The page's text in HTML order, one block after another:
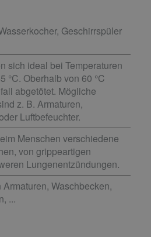
Geschirrspüler
sich ideal bei Temperaturen
°C. Oberhalb von 60 °C
abgetötet. Mögliche
z. B. Armaturen,
Luftbefeuchter.
Menschen verschiedene
von grippeartigen
Lungenentzündungen.
Waschbecken,
...